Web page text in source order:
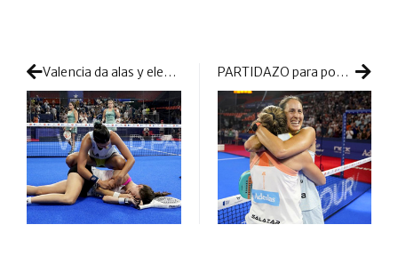
Valencia da alas y eleva a Tamara Icardo a la gran final PARTIDAZO para poner en pie La Fonteta y otorgar el séptimo título a Salazar y Triay